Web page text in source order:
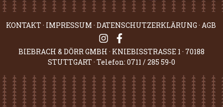
KONTAKT · IMPRESSUM · DATENSCHUTZERKLÄRUNG · AGB
BIEBRACH & DÖRR GMBH · KNIEBISSTRASSE 1 · 70188
STUTTGART · Telefon: 0711 / 285 59-0